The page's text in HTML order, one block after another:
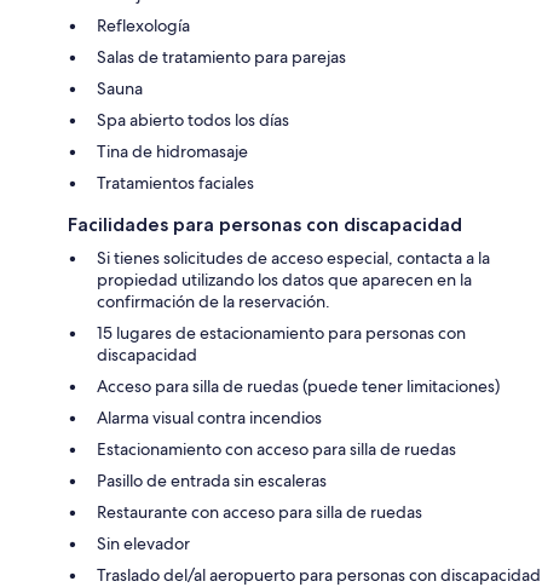
Reflexología
Salas de tratamiento para parejas
Sauna
Spa abierto todos los días
Tina de hidromasaje
Tratamientos faciales
Facilidades para personas con discapacidad
Si tienes solicitudes de acceso especial, contacta a la
propiedad utilizando los datos que aparecen en la
confirmación de la reservación.
15 lugares de estacionamiento para personas con
discapacidad
Acceso para silla de ruedas (puede tener limitaciones)
Alarma visual contra incendios
Estacionamiento con acceso para silla de ruedas
Pasillo de entrada sin escaleras
Restaurante con acceso para silla de ruedas
Sin elevador
Traslado del/al aeropuerto para personas con discapacidad